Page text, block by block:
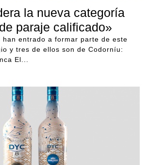
la nueva categoría
paraje calificado»
han entrado a formar parte de este
y tres de ellos son de Codorníu:
El...